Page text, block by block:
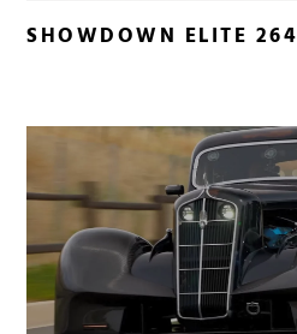
SHOWDOWN ELITE 264